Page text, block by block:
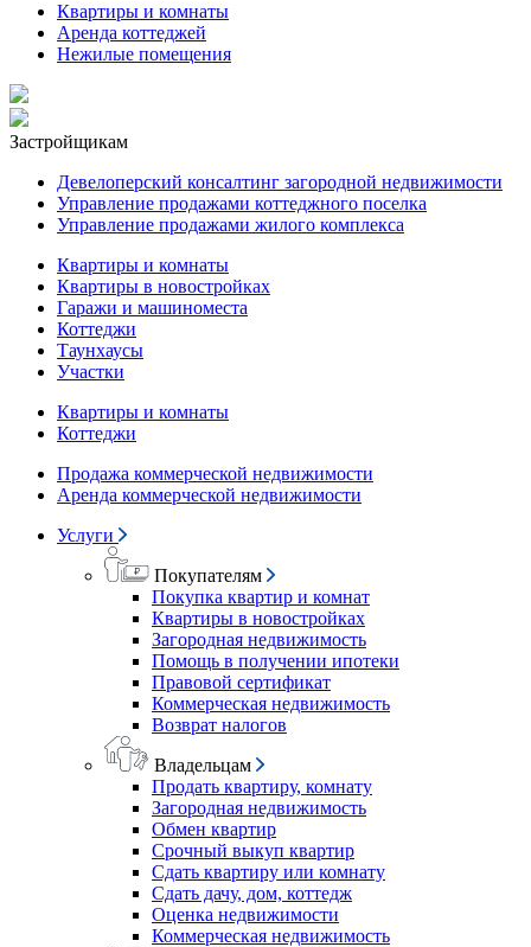
Квартиры и комнаты
Аренда коттеджей
Нежилые помещения
Застройщикам
Девелоперский консалтинг загородной недвижимости
Управление продажами коттеджного поселка
Управление продажами жилого комплекса
Квартиры и комнаты
Квартиры в новостройках
Гаражи и машиноместа
Коттеджи
Таунхаусы
Участки
Квартиры и комнаты
Коттеджи
Продажа коммерческой недвижимости
Аренда коммерческой недвижимости
Услуги
Покупателям
Покупка квартир и комнат
Квартиры в новостройках
Загородная недвижимость
Помощь в получении ипотеки
Правовой сертификат
Коммерческая недвижимость
Возврат налогов
Владельцам
Продать квартиру, комнату
Загородная недвижимость
Обмен квартир
Срочный выкуп квартир
Сдать квартиру или комнату
Сдать дачу, дом, коттедж
Оценка недвижимости
Коммерческая недвижимость